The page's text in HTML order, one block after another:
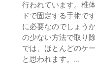
行われています。椎
ドで固定する手術で
に必要なのでしょう
の少ない方法で取り
では、ほとんどのケ
と思われます。...